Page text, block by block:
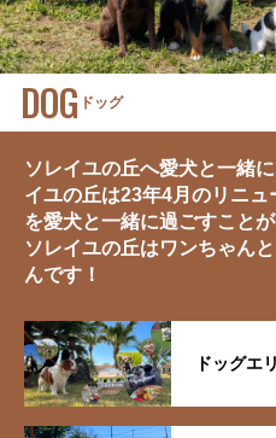
DOG ドッグ
ソレイユの丘へ愛犬と一緒
イユの丘は23年4月のリニ
を愛犬と一緒に過ごすこと
ソレイユの丘はワンちゃん
んです！
ドッグエ